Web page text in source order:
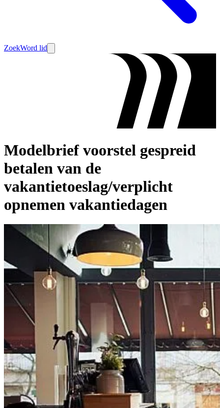
ZoekWord lid
Modelbrief voorstel gespreid
betalen van de
vakantietoeslag/verplicht
opnemen vakantiedagen